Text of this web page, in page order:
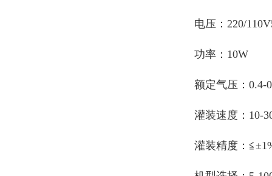
电压：220/
功率：10W
额定气压：0.4-
灌装速度：10-
灌装精度：